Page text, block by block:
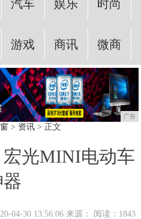
汽车 娱乐 时尚
游戏 商讯 微商
广告
> 资讯> 正文
光MINI电动车
04-30 13:56:06 来源： 阅读：1843